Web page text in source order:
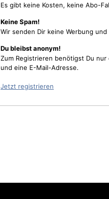
Es gibt keine Kosten, keine Abo-
Keine Spam!
Wir senden Dir keine Werbung
Du bleibst anonym!
Zum Registrieren benötigst Du
und eine E-Mail-Adresse.
Jetzt registrieren